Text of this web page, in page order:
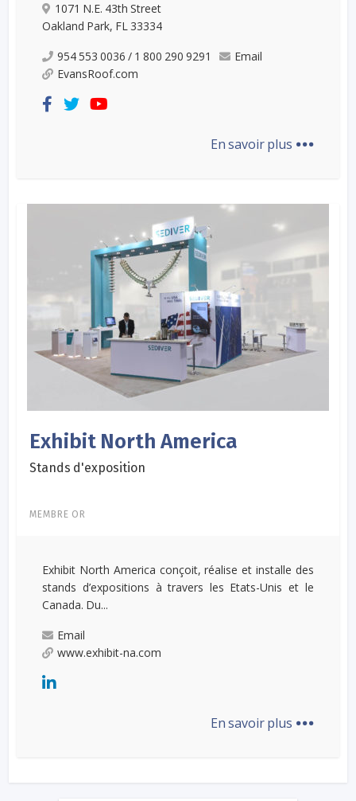
1071 N.E. 43th Street
Oakland Park, FL 33334
954 553 0036 / 1 800 290 9291
Email
EvansRoof.com
En savoir plus ...
Exhibit North America
Stands d'exposition
MEMBRE OR
Exhibit North America conçoit, réalise et installe des
stands d’expositions à travers les Etats-Unis et le
Canada. Du...
Email
www.exhibit-na.com
En savoir plus ...